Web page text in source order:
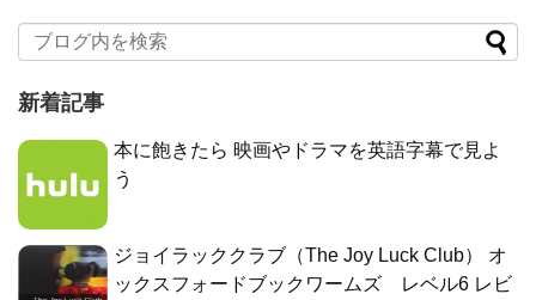
新着記事
本に飽きたら 映画やドラマを英語字幕で見よ
う
ジョイラッククラブ（The Joy Luck Club） オ
ックスフォードブックワームズ レベル6 レビ